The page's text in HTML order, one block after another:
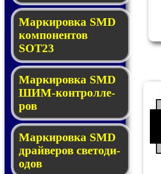
Маркировка SMD
ком­по­нен­тов
SOT23
Маркировка SMD
ШИМ-кон­трол­ле­
ров
Маркировка SMD
драй­ве­ров све­то­ди­
о­дов